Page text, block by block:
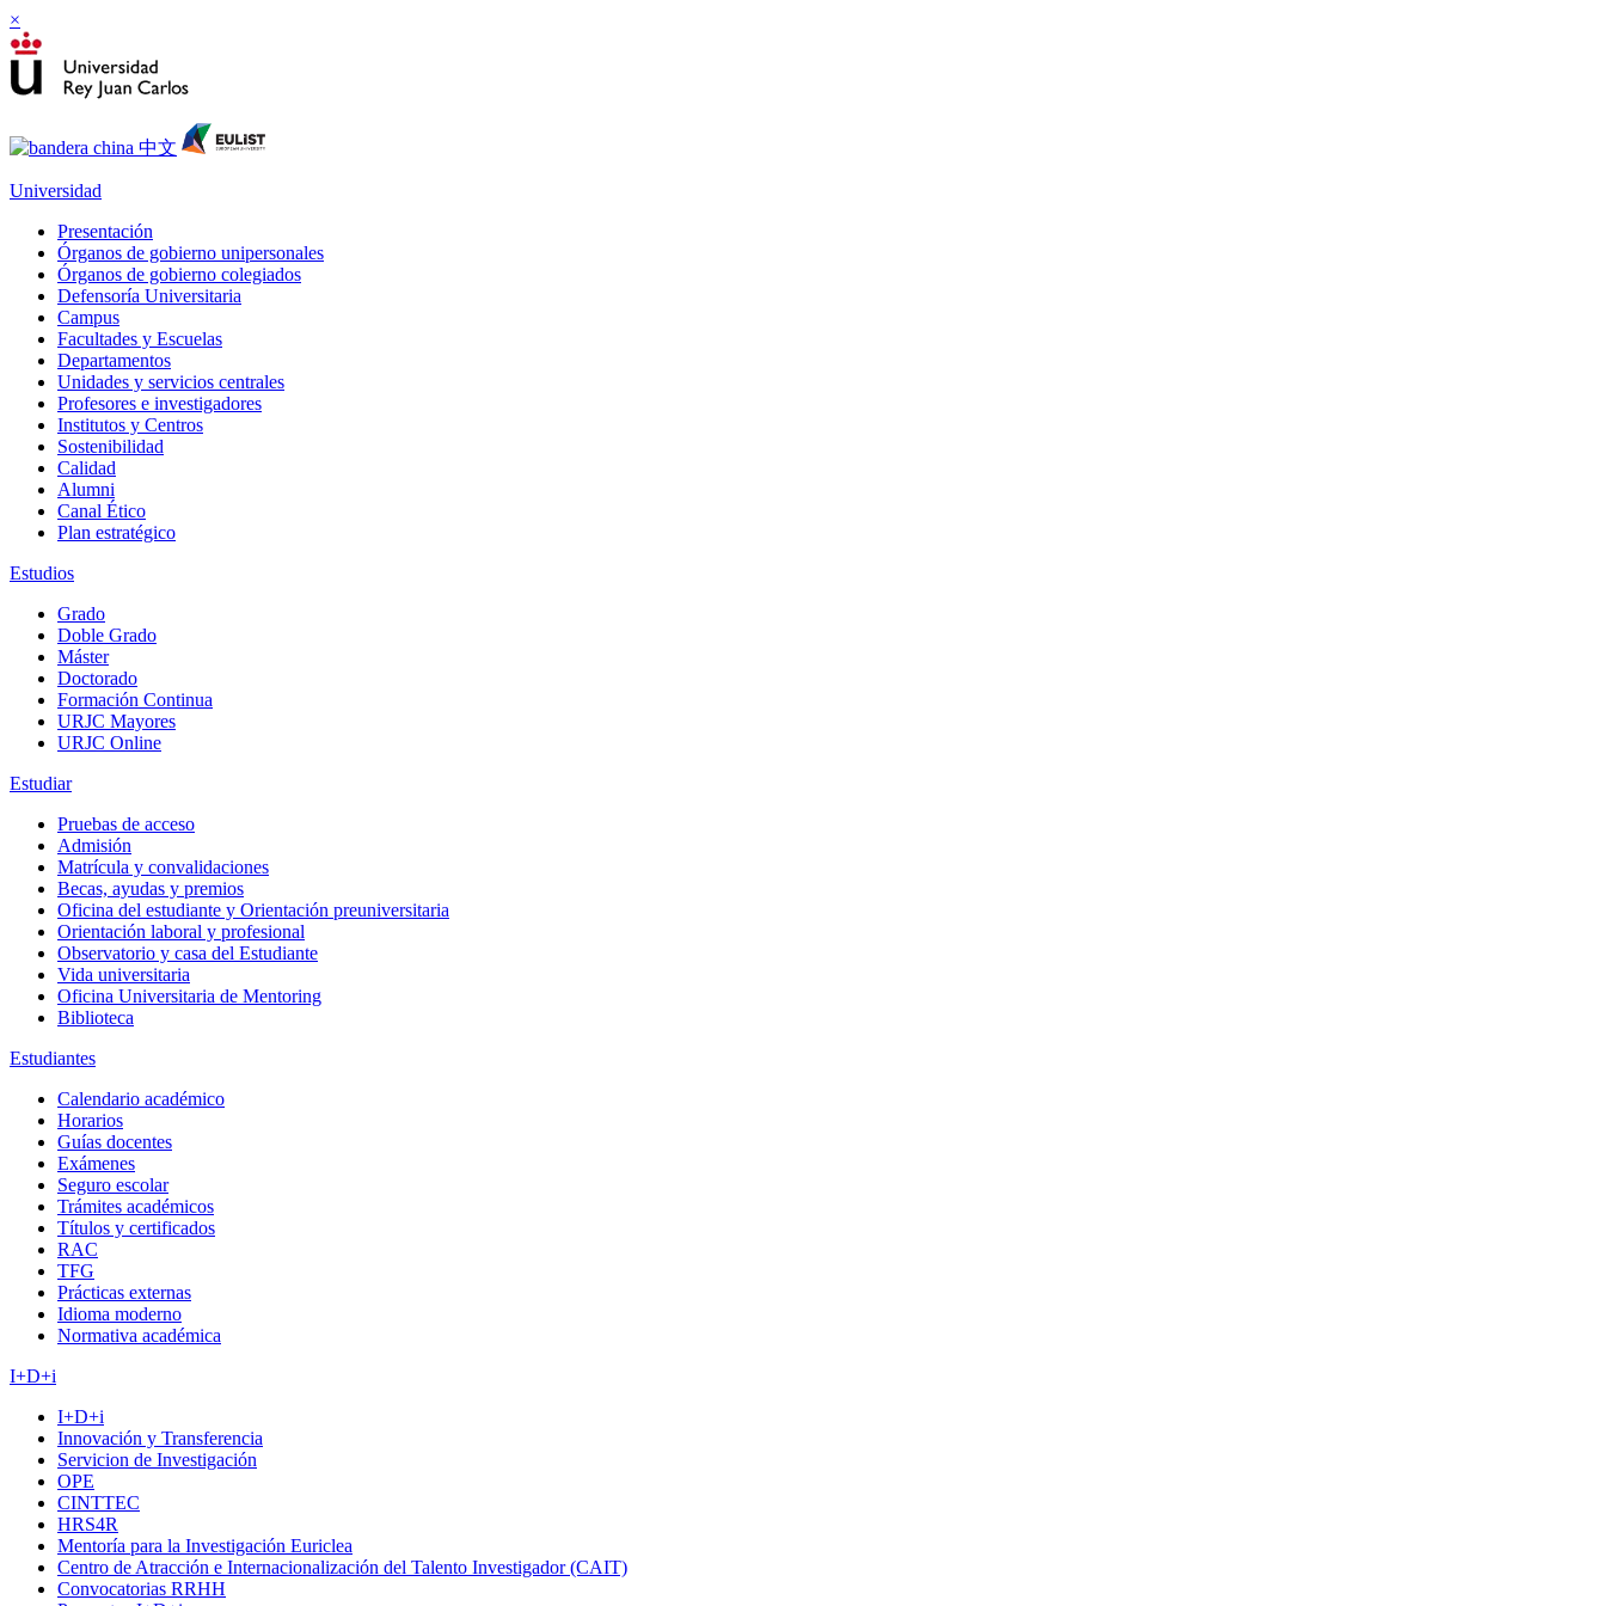
×
Universidad
Presentación
Órganos de gobierno unipersonales
Órganos de gobierno colegiados
Defensoría Universitaria
Campus
Facultades y Escuelas
Departamentos
Unidades y servicios centrales
Profesores e investigadores
Institutos y Centros
Sostenibilidad
Calidad
Alumni
Canal Ético
Plan estratégico
Estudios
Grado
Doble Grado
Máster
Doctorado
Formación Continua
URJC Mayores
URJC Online
Estudiar
Pruebas de acceso
Admisión
Matrícula y convalidaciones
Becas, ayudas y premios
Oficina del estudiante y Orientación preuniversitaria
Orientación laboral y profesional
Observatorio y casa del Estudiante
Vida universitaria
Oficina Universitaria de Mentoring
Biblioteca
Estudiantes
Calendario académico
Horarios
Guías docentes
Exámenes
Seguro escolar
Trámites académicos
Títulos y certificados
RAC
TFG
Prácticas externas
Idioma moderno
Normativa académica
I+D+i
I+D+i
Innovación y Transferencia
Servicion de Investigación
OPE
CINTTEC
HRS4R
Mentoría para la Investigación Euriclea
Centro de Atracción e Internacionalización del Talento Investigador (CAIT)
Convocatorias RRHH